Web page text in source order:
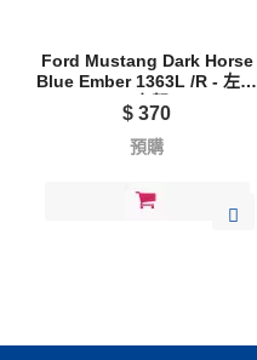
Ford Mustang Dark Horse
Blue Ember 1363L /R - 左駕
/ 右駕
$370
預購